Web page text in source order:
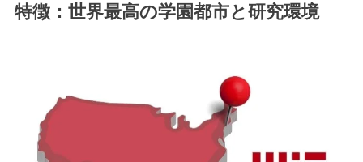
特徴：世界最高の学園都市と研究環境